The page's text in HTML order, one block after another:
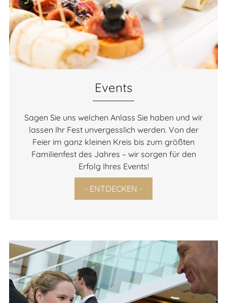
Events
Sagen Sie uns welchen Anlass Sie haben und wir
lassen Ihr Fest unvergesslich werden. Von der
Feier im ganz kleinen Kreis bis zum größten
Familienfest des Jahres – wir sorgen für den
Erfolg Ihres Events!
- ENTDECKEN -